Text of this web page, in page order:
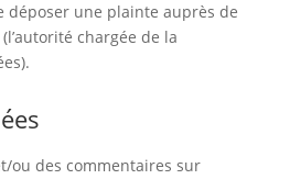
déposer une plainte auprès de
chargée de la
ou des commentaires sur